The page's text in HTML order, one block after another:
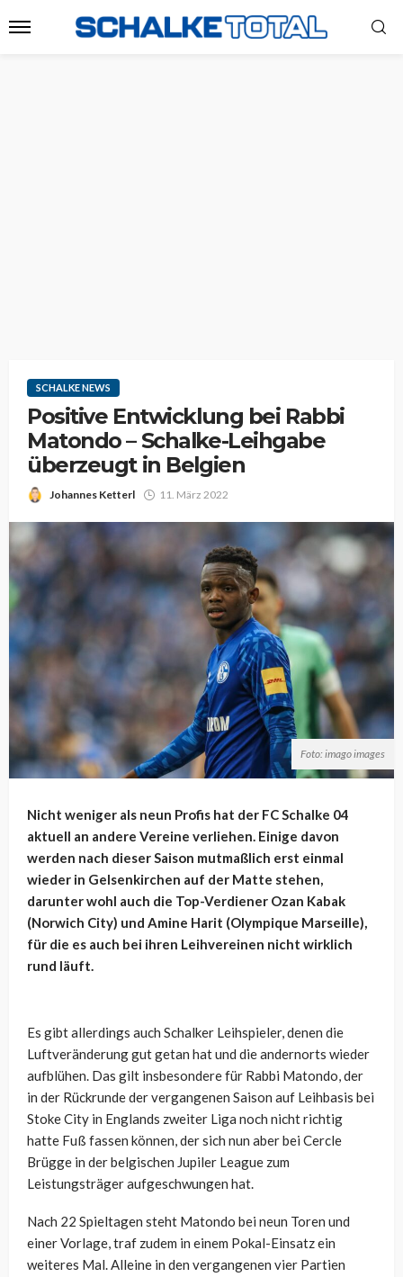
SCHALKE NEWS
Positive Entwicklung bei Rabbi
Matondo – Schalke-Leihgabe
überzeugt in Belgien
Johannes Ketterl 11. März 2022
Foto: imago images
Nicht weniger als neun Profis hat der FC Schalke 04
aktuell an andere Vereine verliehen. Einige davon
werden nach dieser Saison mutmaßlich erst einmal
wieder in Gelsenkirchen auf der Matte stehen,
darunter wohl auch die Top-Verdiener Ozan Kabak
(Norwich City) und Amine Harit (Olympique Marseille),
für die es auch bei ihren Leihvereinen nicht wirklich
rund läuft.
Es gibt allerdings auch Schalker Leihspieler, denen die
Luftveränderung gut getan hat und die andernorts wieder
aufblühen. Das gilt insbesondere für Rabbi Matondo, der
in der Rückrunde der vergangenen Saison auf Leihbasis bei
Stoke City in Englands zweiter Liga noch nicht richtig
hatte Fuß fassen können, der sich nun aber bei Cercle
Brügge in der belgischen Jupiler League zum
Leistungsträger aufgeschwungen hat.
Nach 22 Spieltagen steht Matondo bei neun Toren und
einer Vorlage, traf zudem in einem Pokal-Einsatz ein
weiteres Mal. Alleine in den vergangenen vier Partien